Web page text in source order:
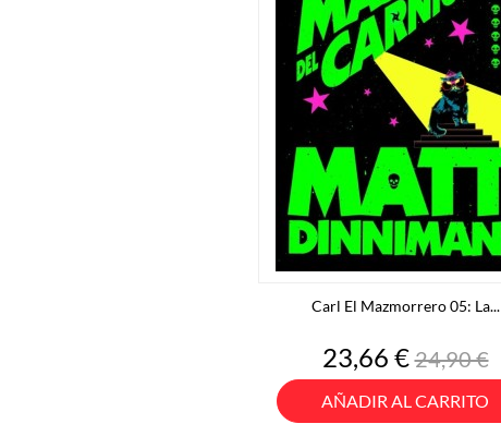
Carl El Mazmorrero 05: La...
Precio
23,66 €Precio
base
24,90 €
AÑADIR AL CARRITO